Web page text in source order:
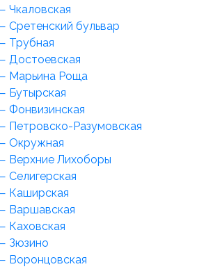
Чкаловская
Сретенский бульвар
Трубная
Достоевская
Марьина Роща
Бутырская
Фонвизинская
Петровско-Разумовская
Окружная
Верхние Лихоборы
Селигерская
Каширская
Варшавская
Каховская
Зюзино
Воронцовская